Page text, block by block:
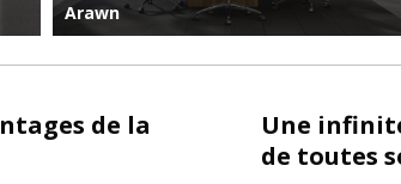
Arawn
de la
Une
de toutes